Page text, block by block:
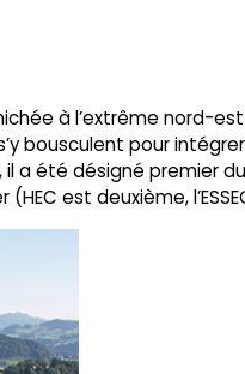
à l’extrême nord-est
bousculent pour
a été désigné premier
est deuxième,